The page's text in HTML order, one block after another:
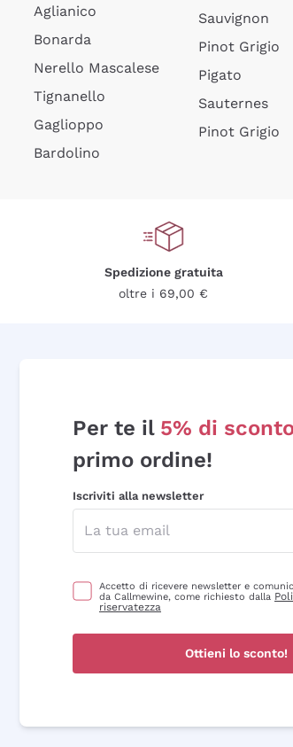
Aglianico
Bonarda
Nerello Mascalese
Tignanello
Gaglioppo
Bardolino
Sauvignon
Pinot Grigio
Pigato
Sauternes
Pinot Grigio
Spedizione gratuita
oltre i 69,00 €
Per te il 5% di
primo ordine!
Iscriviti alla newsletter
Accetto di ricevere newsletter e
da Callmewine, come richiesto dalla
riservatezza
Ottieni lo sconto!